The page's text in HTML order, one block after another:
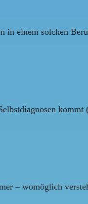
in einem solchen
– womöglich